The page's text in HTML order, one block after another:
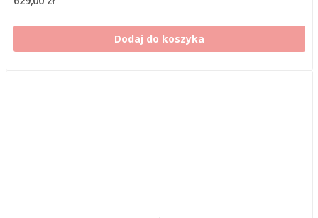
Dodaj do koszyka